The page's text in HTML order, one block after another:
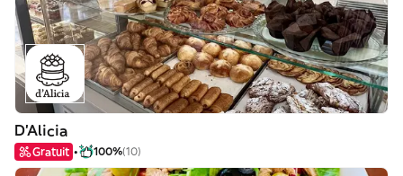
D'Alicia
Gratuit 100%(10)